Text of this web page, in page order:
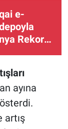
e-
Rekoru
ayına
artış